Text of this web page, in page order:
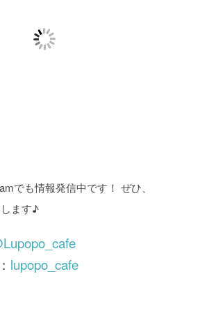
でも情報発信中です！ ぜひ、
ます♪
lupopo_cafe